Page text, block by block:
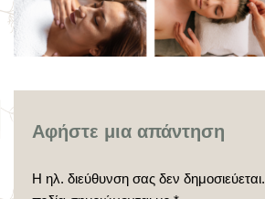
Αφήστε μια απάντηση
Η ηλ. διεύθυνση σας δεν δημοσιεύεται.